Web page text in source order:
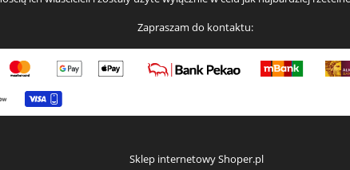
Zapraszam do kontaktu:
Sklep internetowy Shoper.pl